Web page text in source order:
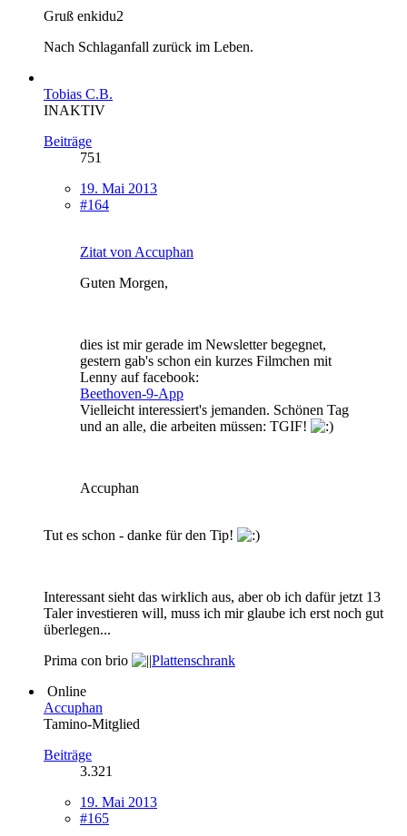
Gruß enkidu2
Nach Schlaganfall zurück im Leben.
Tobias C.B.
INAKTIV
Beiträge
751
19. Mai 2013
#164
Zitat von Accuphan
Guten Morgen,
dies ist mir gerade im Newsletter begegnet,
gestern gab's schon ein kurzes Filmchen mit
Lenny auf facebook:
Beethoven-9-App
Vielleicht interessiert's jemanden. Schönen Tag
und an alle, die arbeiten müssen: TGIF!
Accuphan
Tut es schon - danke für den Tip!
Interessant sieht das wirklich aus, aber ob ich dafür jetzt 13
Taler investieren will, muss ich mir glaube ich erst noch gut
überlegen...
Prima con brio
Plattenschrank
Online
Accuphan
Tamino-Mitglied
Beiträge
3.321
19. Mai 2013
#165